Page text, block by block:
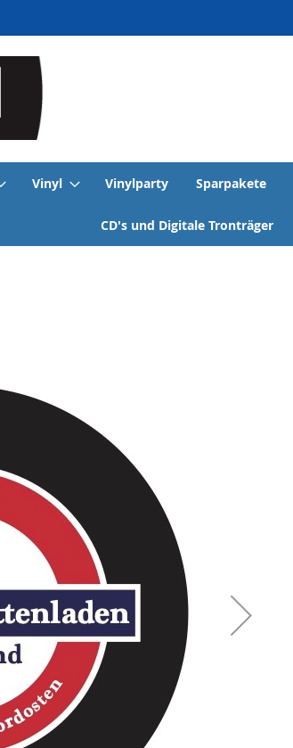
Vinyl Vinylparty Sparpakete
CD's und Digitale Tronträger